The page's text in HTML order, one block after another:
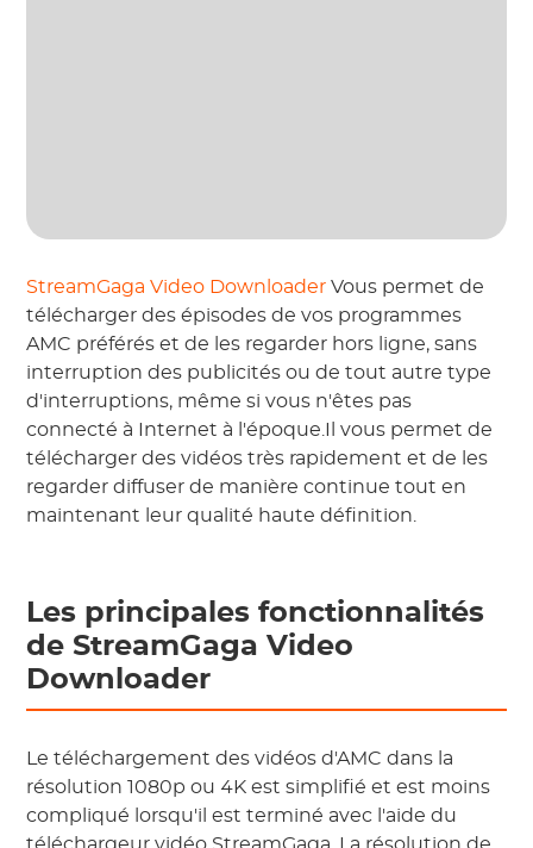
StreamGaga Video DownloaderVous permet de
télécharger des épisodes de vos programmes
AMC préférés et de les regarder hors ligne, sans
interruption des publicités ou de tout autre type
d'interruptions, même si vous n'êtes pas
connecté à Internet à l'époque.Il vous permet de
télécharger des vidéos très rapidement et de les
regarder diffuser de manière continue tout en
maintenant leur qualité haute définition.
Les principales fonctionnalités
de StreamGaga Video
Downloader
Le téléchargement des vidéos d'AMC dans la
résolution 1080p ou 4K est simplifié et est moins
compliqué lorsqu'il est terminé avec l'aide du